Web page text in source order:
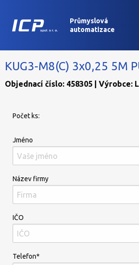
Průmyslová
automatizace
KUG3-M8(C) 3x0,25 5M
Objednací číslo: 458305 | Výrobce:
Počet ks:
Jméno
Název firmy
IČO
Telefon*